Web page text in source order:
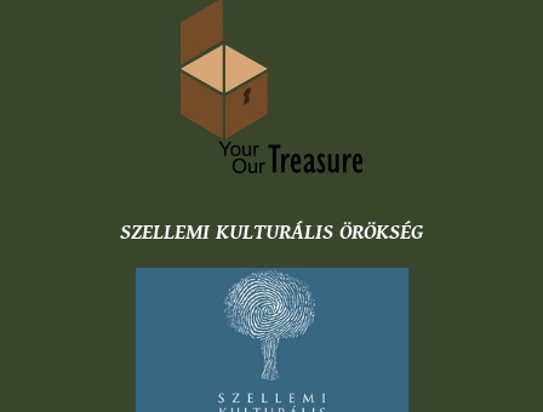
SZELLEMI KULTURÁLIS ÖRÖKSÉG